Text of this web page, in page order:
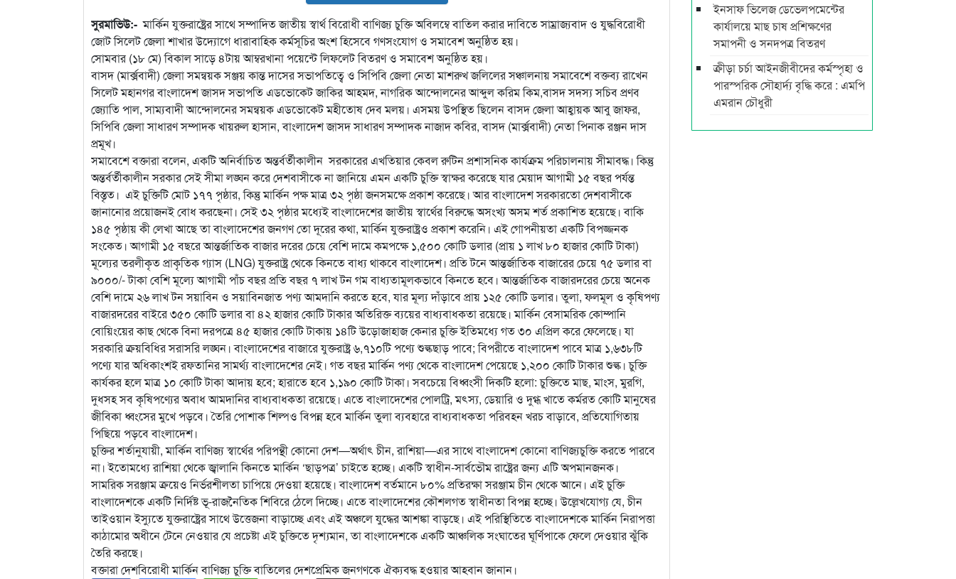
সুরমাভিউ:-মার্কিন যুক্তরাষ্ট্রের সাথে সম্পাদিত জাতীয় স্বার্থ বিরোধী বাণিজ্য চুক্তি অবিলম্বে বাতিল করার দাবিতে সাম্রাজ্যবাদ ও যুদ্ধবিরোধী
জোট সিলেট জেলা শাখার উদ্যোগে ধারাবাহিক কর্মসূচির অংশ হিসেবে গণসংযোগ ও সমাবেশ অনুষ্ঠিত হয়।
সোমবার (১৮ মে) বিকাল সাড়ে ৪টায় আম্বরখানা পয়েন্টে লিফলেট বিতরণ ও সমাবেশ অনুষ্ঠিত হয়।
বাসদ (মার্ক্সবাদী) জেলা সমন্বয়ক সঞ্জয় কান্ত দাসের সভাপতিত্বে ও সিপিবি জেলা নেতা মাশরুখ জলিলের সঞ্চালনায় সমাবেশে বক্তব্য রাখেন
সিলেট মহানগর বাংলাদেশ জাসদ সভাপতি এডভোকেট জাকির আহমদ, নাগরিক আন্দোলনের আব্দুল করিম কিম,বাসদ সদস্য সচিব প্রণব
জ্যোতি পাল, সাম্যবাদী আন্দোলনের সমন্বয়ক এডভোকেট মহীতোষ দেব মলয়। এসময় উপস্থিত ছিলেন বাসদ জেলা আহ্বায়ক আবু জাফর,
সিপিবি জেলা সাধারণ সম্পাদক খায়রুল হাসান, বাংলাদেশ জাসদ সাধারণ সম্পাদক নাজাদ কবির, বাসদ (মার্ক্সবাদী) নেতা পিনাক রঞ্জন দাস
প্রমূখ।
সমাবেশে বক্তারা বলেন, একটি অনির্বাচিত অন্তর্বর্তীকালীন সরকারের এখতিয়ার কেবল রুটিন প্রশাসনিক কার্যক্রম পরিচালনায় সীমাবদ্ধ। কিন্তু
অন্তর্বর্তীকালীন সরকার সেই সীমা লঙ্ঘন করে দেশবাসীকে না জানিয়ে এমন একটি চুক্তি স্বাক্ষর করেছে যার মেয়াদ আগামী ১৫ বছর পর্যন্ত
বিস্তৃত। এই চুক্তিটি মোট ১৭৭ পৃষ্ঠার, কিন্তু মার্কিন পক্ষ মাত্র ৩২ পৃষ্ঠা জনসমক্ষে প্রকাশ করেছে। আর বাংলাদেশ সরকারতো দেশবাসীকে
জানানোর প্রয়োজনই বোধ করছেনা। সেই ৩২ পৃষ্ঠার মধ্যেই বাংলাদেশের জাতীয় স্বার্থের বিরুদ্ধে অসংখ্য অসম শর্ত প্রকাশিত হয়েছে। বাকি
১৪৫ পৃষ্ঠায় কী লেখা আছে তা বাংলাদেশের জনগণ তো দূরের কথা, মার্কিন যুক্তরাষ্ট্রও প্রকাশ করেনি। এই গোপনীয়তা একটি বিপজ্জনক
সংকেত। আগামী ১৫ বছরে আন্তর্জাতিক বাজার দরের চেয়ে বেশি দামে কমপক্ষে ১,৫০০ কোটি ডলার (প্রায় ১ লাখ ৮০ হাজার কোটি টাকা)
মূল্যের তরলীকৃত প্রাকৃতিক গ্যাস (LNG) যুক্তরাষ্ট্র থেকে কিনতে বাধ্য থাকবে বাংলাদেশ। প্রতি টনে আন্তর্জাতিক বাজারের চেয়ে ৭৫ ডলার বা
৯০০০/- টাকা বেশি মূল্যে আগামী পাঁচ বছর প্রতি বছর ৭ লাখ টন গম বাধ্যতামূলকভাবে কিনতে হবে। আন্তর্জাতিক বাজারদরের চেয়ে অনেক
বেশি দামে ২৬ লাখ টন সয়াবিন ও সয়াবিনজাত পণ্য আমদানি করতে হবে, যার মূল্য দাঁড়াবে প্রায় ১২৫ কোটি ডলার। তুলা, ফলমূল ও কৃষিপণ্য
বাজারদরের বাইরে ৩৫০ কোটি ডলার বা ৪২ হাজার কোটি টাকার অতিরিক্ত ব্যয়ের বাধ্যবাধকতা রয়েছে। মার্কিন বেসামরিক কোম্পানি
বোয়িংয়ের কাছ থেকে বিনা দরপত্রে ৪৫ হাজার কোটি টাকায় ১৪টি উড়োজাহাজ কেনার চুক্তি ইতিমধ্যে গত ৩০ এপ্রিল করে ফেলেছে। যা
সরকারি ক্রয়বিধির সরাসরি লঙ্ঘন। বাংলাদেশের বাজারে যুক্তরাষ্ট্র ৬,৭১০টি পণ্যে শুল্কছাড় পাবে; বিপরীতে বাংলাদেশ পাবে মাত্র ১,৬৩৮টি
পণ্যে যার অধিকাংশই রফতানির সামর্থ্য বাংলাদেশের নেই। গত বছর মার্কিন পণ্য থেকে বাংলাদেশ পেয়েছে ১,২০০ কোটি টাকার শুল্ক। চুক্তি
কার্যকর হলে মাত্র ১০ কোটি টাকা আদায় হবে; হারাতে হবে ১,১৯০ কোটি টাকা। সবচেয়ে বিধ্বংসী দিকটি হলো: চুক্তিতে মাছ, মাংস, মুরগি,
দুধসহ সব কৃষিপণ্যের অবাধ আমদানির বাধ্যবাধকতা রয়েছে। এতে বাংলাদেশের পোলট্রি, মৎস্য, ডেয়ারি ও দুগ্ধ খাতে কর্মরত কোটি মানুষের
জীবিকা ধ্বংসের মুখে পড়বে। তৈরি পোশাক শিল্পও বিপন্ন হবে মার্কিন তুলা ব্যবহারে বাধ্যবাধকতা পরিবহন খরচ বাড়াবে, প্রতিযোগিতায়
পিছিয়ে পড়বে বাংলাদেশ।
চুক্তির শর্তানুযায়ী, মার্কিন বাণিজ্য স্বার্থের পরিপন্থী কোনো দেশ—অর্থাৎ চীন, রাশিয়া—এর সাথে বাংলাদেশ কোনো বাণিজ্যচুক্তি করতে পারবে
না। ইতোমধ্যে রাশিয়া থেকে জ্বালানি কিনতে মার্কিন ‘ছাড়পত্র’ চাইতে হচ্ছে। একটি স্বাধীন-সার্বভৌম রাষ্ট্রের জন্য এটি অপমানজনক।
সামরিক সরঞ্জাম ক্রয়েও নির্ভরশীলতা চাপিয়ে দেওয়া হয়েছে। বাংলাদেশ বর্তমানে ৮০% প্রতিরক্ষা সরঞ্জাম চীন থেকে আনে। এই চুক্তি
বাংলাদেশকে একটি নির্দিষ্ট ভূ-রাজনৈতিক শিবিরে ঠেলে দিচ্ছে। এতে বাংলাদেশের কৌশলগত স্বাধীনতা বিপন্ন হচ্ছে। উল্লেখযোগ্য যে, চীন
তাইওয়ান ইস্যুতে যুক্তরাষ্ট্রের সাথে উত্তেজনা বাড়াচ্ছে এবং এই অঞ্চলে যুদ্ধের আশঙ্কা বাড়ছে। এই পরিস্থিতিতে বাংলাদেশকে মার্কিন নিরাপত্তা
কাঠামোর অধীনে টেনে নেওয়ার যে প্রচেষ্টা এই চুক্তিতে দৃশ্যমান, তা বাংলাদেশকে একটি আঞ্চলিক সংঘাতের ঘূর্ণিপাকে ফেলে দেওয়ার ঝুঁকি
তৈরি করছে।
বক্তারা দেশবিরোধী মার্কিন বাণিজ্য চুক্তি বাতিলের দেশপ্রেমিক জনগণকে ঐক্যবদ্ধ হওয়ার আহবান জানান।
ইনসাফ ভিলেজ ডেভেলপমেন্টের
কার্যালয়ে মাছ চাষ প্রশিক্ষণের
সমাপনী ও সনদপত্র বিতরণ
ক্রীড়া চর্চা আইনজীবীদের কর্মস্পৃহা ও
পারস্পরিক সৌহার্দ্য বৃদ্ধি করে : এমপি
এমরান চৌধুরী